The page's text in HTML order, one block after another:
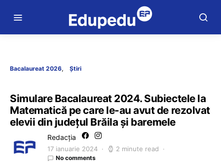
Bacalaureat 2026 Știri
Simulare Bacalaureat 2024. Subiectele la
Matematică pe care le-au avut de rezolvat
elevii din județul Brăila și baremele
Redacția
17 ianuarie 2024 2 minute read
No comments